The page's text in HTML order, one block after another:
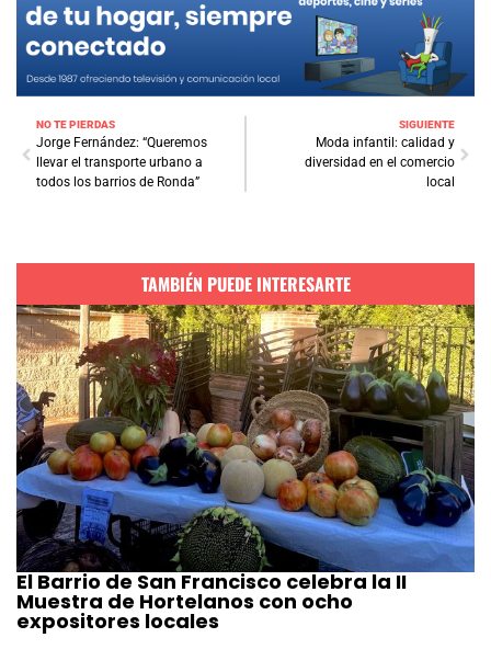
NO TE PIERDAS
Jorge Fernández: “Queremos
llevar el transporte urbano a
todos los barrios de Ronda”
SIGUIENTE
Moda infantil: calidad y
diversidad en el comercio
local
TAMBIÉN PUEDE INTERESARTE
El Barrio de San Francisco celebra la II
Muestra de Hortelanos con ocho
expositores locales